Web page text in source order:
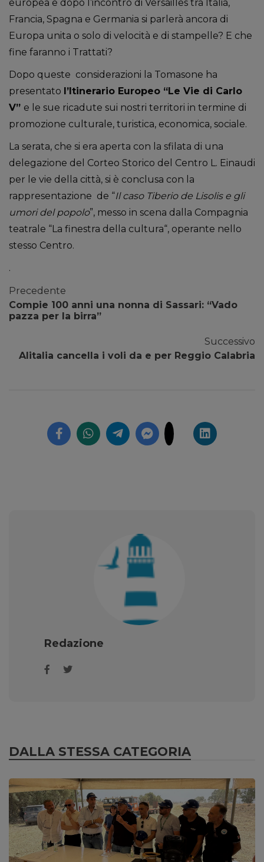
europea e dopo l’incontro di Versailles tra Italia,
Francia, Spagna e Germania si parlerà ancora di
Europa unita o solo di velocità e di stampelle? E che
fine faranno i Trattati?
Dopo queste considerazioni la Tomasone ha
presentato l’Itinerario Europeo “Le Vie di Carlo
V” e le sue ricadute sui nostri territori in termine di
promozione culturale, turistica, economica, sociale.
La serata, che si era aperta con la sfilata di una
delegazione del Corteo Storico del Centro L. Einaudi
per le vie della città, si è conclusa con la
rappresentazione de “Il caso Tiberio de Lisolis e gli
umori del popolo”, messo in scena dalla Compagnia
teatrale “La finestra della cultura“, operante nello
stesso Centro.
.
Precedente
Compie 100 anni una nonna di Sassari: “Vado
pazza per la birra”
Successivo
Alitalia cancella i voli da e per Reggio Calabria
Redazione
DALLA STESSA CATEGORIA